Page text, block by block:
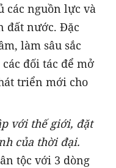
các nguồn lực và
đất nước. Đặc
làm sâu sắc
đối tác để mở
triển mới cho
với thế giới, đặt
của thời đại.
tộc với 3 dòng